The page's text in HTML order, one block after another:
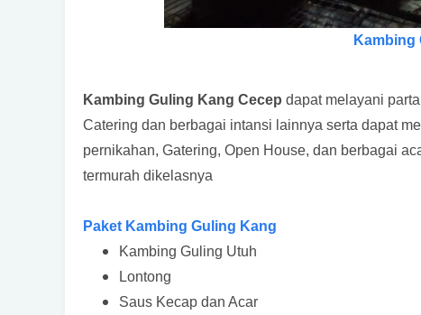
Kambing
Kambing Guling Kang Cecep dapat melayani
Catering dan berbagai intansi lainnya serta dapat
pernikahan, Gatering, Open House, dan berbagai
termurah dikelasnya
Paket Kambing Guling Kang
Kambing Guling Utuh
Lontong
Saus Kecap dan Acar